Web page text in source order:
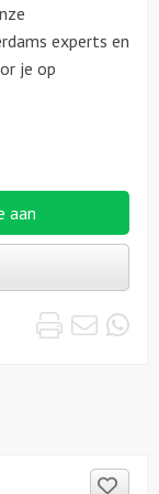
experts en
je op
aan
Print